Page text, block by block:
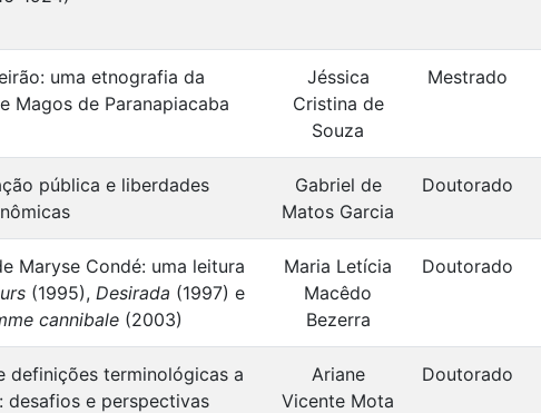
uma etnografia da
Magos de Paranapiacaba
Jéssica
Cristina de
Souza
Mestrado
pública e liberdades
Gabriel de
Matos Garcia
Doutorado
Maryse Condé: uma leitura
(1995), Desirada (1997) e
cannibale(2003)
Maria Letícia
Macêdo
Bezerra
Doutorado
definições terminológicas a
e perspectivas
Ariane
Vicente Mota
Doutorado